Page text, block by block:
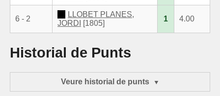
6 - 2
LLOBET PLANES,
JORDI
[1805]
1 4.00
Historial de Punts
Veure historial de punts